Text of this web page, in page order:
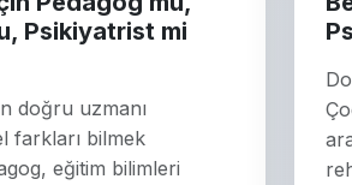
Psikiyatrist mi
doğru uzmanı
farkları bilmek
eğitim bilimleri